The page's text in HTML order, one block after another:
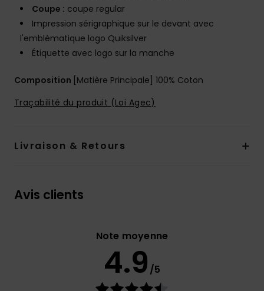
Coupe : coupe regular
Impression sérigraphique sur le devant avec
l'emblèmatique logo Quiksilver
Étiquette avec logo sur la manche
Composition [Matière Principale] 100% Coton
Traçabilité du produit (Loi Agec)
Livraison & Retours
Avis clients
Note moyenne
4.9 /5